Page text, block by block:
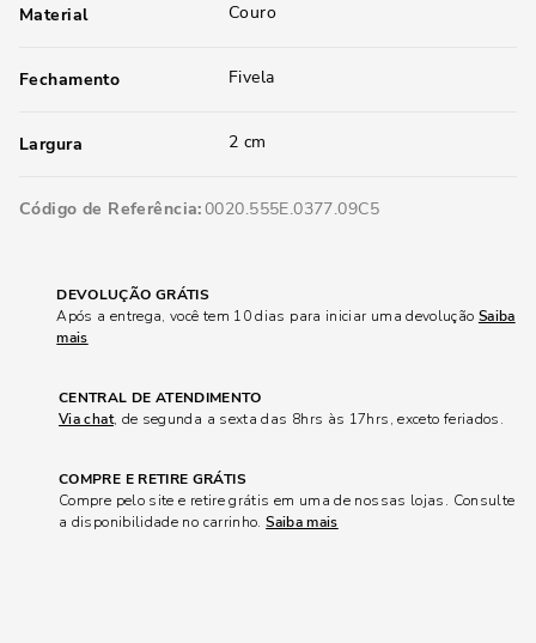
Material Couro
Fechamento Fivela
Largura 2 cm
Código de Referência 0020.555E.0377.09C5
DEVOLUÇÃO GRÁTIS
Após a entrega, você tem 10 dias para iniciar uma devolução Saiba
mais
CENTRAL DE ATENDIMENTO
Via chat, de segunda a sexta das 8hrs às 17hrs, exceto feriados.
COMPRE E RETIRE GRÁTIS
Compre pelo site e retire grátis em uma de nossas lojas. Consulte
a disponibilidade no carrinho.Saiba mais